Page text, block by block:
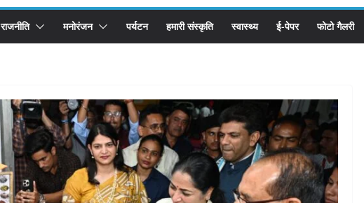
राजनीति मनोरंजन पर्यटन हमारी संस्कृति स्वास्थ्य ई-पेपर फोटो गैलरी